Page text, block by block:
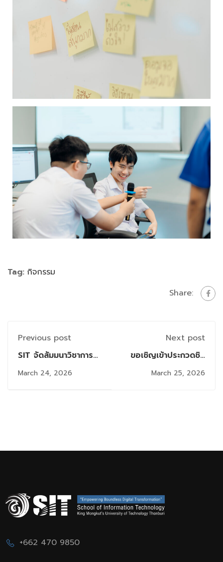
Tag: กิจกรรม
Share:
Previous post
SIT จัดสัมมนาวิชาการ
"การพัฒนาองค์กรในยุค
ปัญญาประดิษฐ์ จาก
March 24, 2026
Next post
ขอเชิญเข้าประกวดชิง
รางวัลนวัตกรรมด้าน
เทคโนโลยีการประกันภัย
March 25, 2026
+662 470 9850